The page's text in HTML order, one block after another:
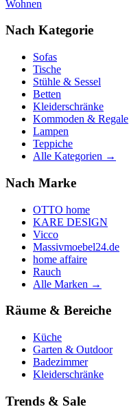
Wohnen
Nach Kategorie
Sofas
Tische
Stühle & Sessel
Betten
Kleiderschränke
Kommoden & Regale
Lampen
Teppiche
Alle Kategorien →
Nach Marke
OTTO home
KARE DESIGN
Vicco
Massivmoebel24.de
home affaire
Rauch
Alle Marken →
Räume & Bereiche
Küche
Garten & Outdoor
Badezimmer
Kleiderschränke
Trends & Sale